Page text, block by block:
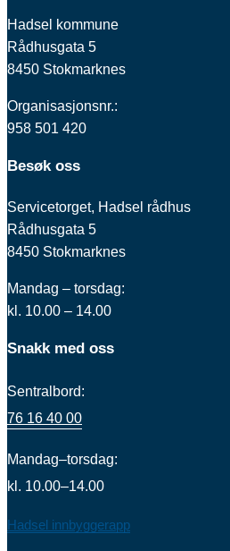
Hadsel kommune
Rådhusgata 5
8450 Stokmarknes
Organisasjonsnr.:
958 501 420
Besøk oss
Servicetorget, Hadsel rådhus
Rådhusgata 5
8450 Stokmarknes
Mandag – torsdag:
kl. 10.00 – 14.00
Snakk med oss
Sentralbord:
76 16 40 00
Mandag–torsdag:
kl. 10.00–14.00
Hadsel innbyggerapp